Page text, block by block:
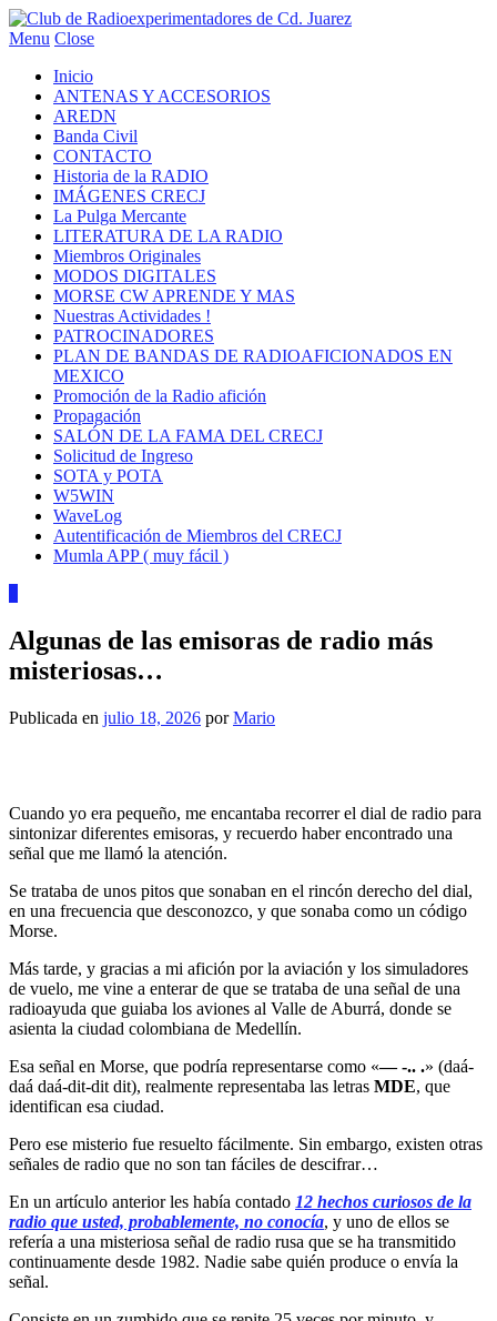
Menu Close
Inicio
ANTENAS Y ACCESORIOS
AREDN
Banda Civil
CONTACTO
Historia de la RADIO
IMÁGENES CRECJ
La Pulga Mercante
LITERATURA DE LA RADIO
Miembros Originales
MODOS DIGITALES
MORSE CW APRENDE Y MAS
Nuestras Actividades !
PATROCINADORES
PLAN DE BANDAS DE RADIOAFICIONADOS EN
MEXICO
Promoción de la Radio afición
Propagación
SALÓN DE LA FAMA DEL CRECJ
Solicitud de Ingreso
SOTA y POTA
W5WIN
WaveLog
Autentificación de Miembros del CRECJ
Mumla APP ( muy fácil )
Algunas de las emisoras de radio más
misteriosas…
Publicada en julio 18, 2026 porMario
Cuando yo era pequeño, me encantaba recorrer el dial de radio para
sintonizar diferentes emisoras, y recuerdo haber encontrado una
señal que me llamó la atención.
Se trataba de unos pitos que sonaban en el rincón derecho del dial,
en una frecuencia que desconozco, y que sonaba como un código
Morse.
Más tarde, y gracias a mi afición por la aviación y los simuladores
de vuelo, me vine a enterar de que se trataba de una señal de una
radioayuda que guiaba los aviones al Valle de Aburrá, donde se
asienta la ciudad colombiana de Medellín.
Esa señal en Morse, que podría representarse como «— -.. .» (daá-
daá daá-dit-dit dit), realmente representaba las letras MDE, que
identifican esa ciudad.
Pero ese misterio fue resuelto fácilmente. Sin embargo, existen otras
señales de radio que no son tan fáciles de descifrar…
En un artículo anterior les había contado 12 hechos curiosos de la
radio que usted, probablemente, no conocía, y uno de ellos se
refería a una misteriosa señal de radio rusa que se ha transmitido
continuamente desde 1982. Nadie sabe quién produce o envía la
señal.